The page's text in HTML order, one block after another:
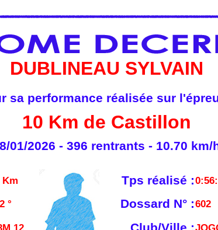
DUBLINEAU SYLVAIN
sa performance réalisée sur
10 Km de Castillon
01/2026 - 396 rentrants - 10.70 km/
Km Tps réalisé :
° Dossard N° :602
12